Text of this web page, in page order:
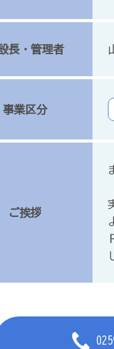
長・管理者
事業区分
ご挨拶